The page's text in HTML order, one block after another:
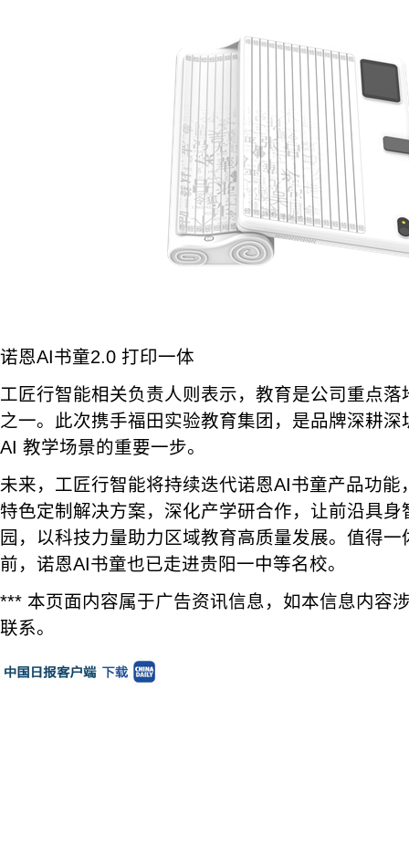
诺恩AI书童2.0 打印一体
工匠行智能相关负责人则表示，教育是公司重点
之一。此次携手福田实验教育集团，是品牌深耕
AI 教学场景的重要一步。
未来，工匠行智能将持续迭代诺恩AI书童产品功能
特色定制解决方案，深化产学研合作，让前沿具身
园，以科技力量助力区域教育高质量发展。值得
前，诺恩AI书童也已走进贵阳一中等名校。
*** 本页面内容属于广告资讯信息，如本信息内容
联系。